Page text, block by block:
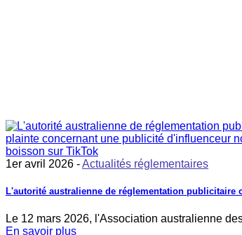
1er avril 2026 -Actualités réglementaires
L'autorité australienne de réglementation
Le 12 mars 2026, l'Association australienne
En savoir plus